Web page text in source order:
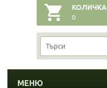
КОЛИЧКА
0
МЕНЮ